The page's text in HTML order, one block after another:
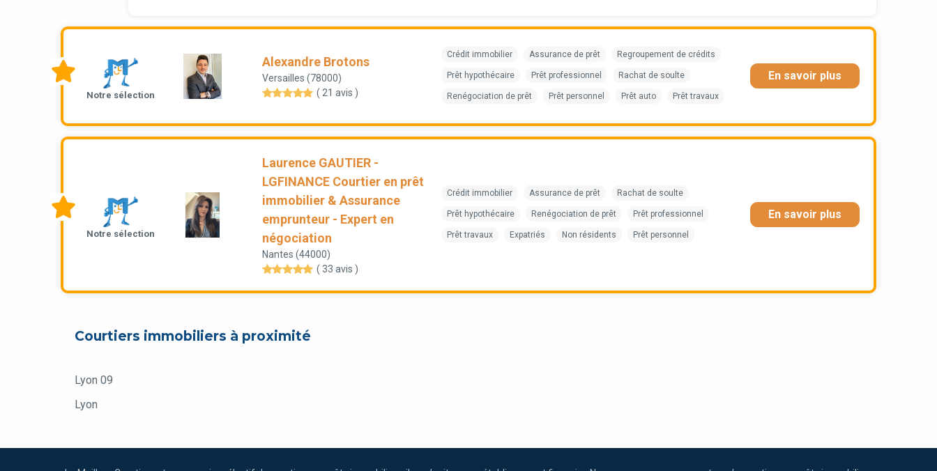
Notre sélection
Alexandre Brotons
Versailles (78000)
( 21 avis )
Crédit immobilier Assurance de prêt Regroupement de crédits
Prêt hypothécaire Prêt professionnel Rachat de soulte
Renégociation de prêt Prêt personnel Prêt auto Prêt travaux
En savoir plus
Notre sélection
Laurence GAUTIER -
LGFINANCE Courtier en prêt
immobilier & Assurance
emprunteur - Expert en
négociation
Nantes (44000)
( 33 avis )
Crédit immobilier Assurance de prêt Rachat de soulte
Prêt hypothécaire Renégociation de prêt Prêt professionnel
Prêt travaux Expatriés Non résidents Prêt personnel
En savoir plus
Courtiers immobiliers à proximité
Lyon 09
Lyon